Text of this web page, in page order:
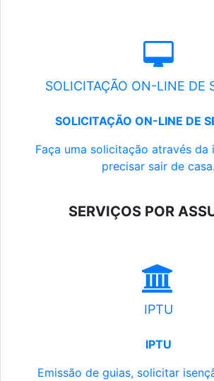
SOLICITAÇÃO ON-LINE DE
SOLICITAÇÃO ON-LINE DE
Faça uma solicitação através da
precisar sair de casa.
SERVIÇOS POR
IPTU
IPTU
Emissão de guias, solicitar